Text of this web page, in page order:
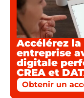
Accélérez
entreprise
digitale
CREA et
Obtenir un